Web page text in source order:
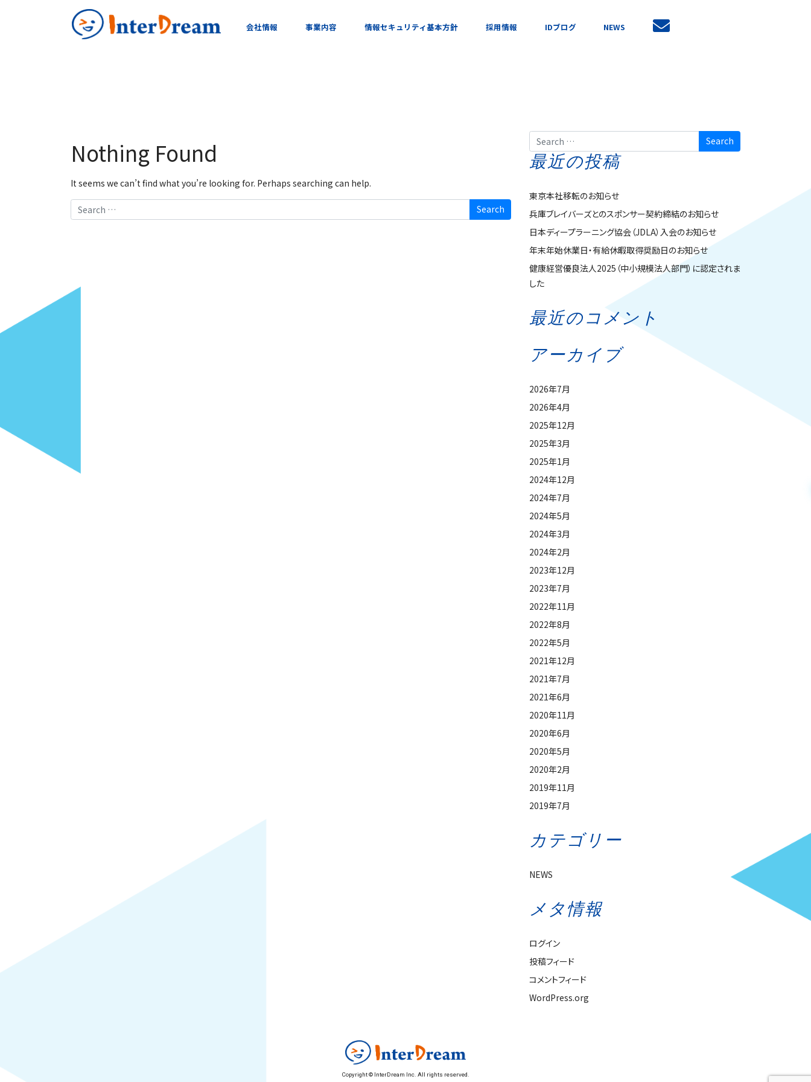
会社情報 事業内容 情報セキュリティ基本方針 採用情報 IDブログ NEWS
Nothing Found
It seems we can’t find what you’re looking for. Perhaps searching can help.
Search
Search
最近の投稿
東京本社移転のお知らせ
兵庫ブレイバーズとのスポンサー契約締結のお知らせ
日本ディープラーニング協会（JDLA）入会のお知らせ
年末年始休業日・有給休暇取得奨励日のお知らせ
健康経営優良法人2025（中小規模法人部門）に認定されま
した
最近のコメント
アーカイブ
2026年7月
2026年4月
2025年12月
2025年3月
2025年1月
2024年12月
2024年7月
2024年5月
2024年3月
2024年2月
2023年12月
2023年7月
2022年11月
2022年8月
2022年5月
2021年12月
2021年7月
2021年6月
2020年11月
2020年6月
2020年5月
2020年2月
2019年11月
2019年7月
カテゴリー
NEWS
メタ情報
ログイン
投稿フィード
コメントフィード
WordPress.org
Copyright © InterDream Inc. All rights reserved.